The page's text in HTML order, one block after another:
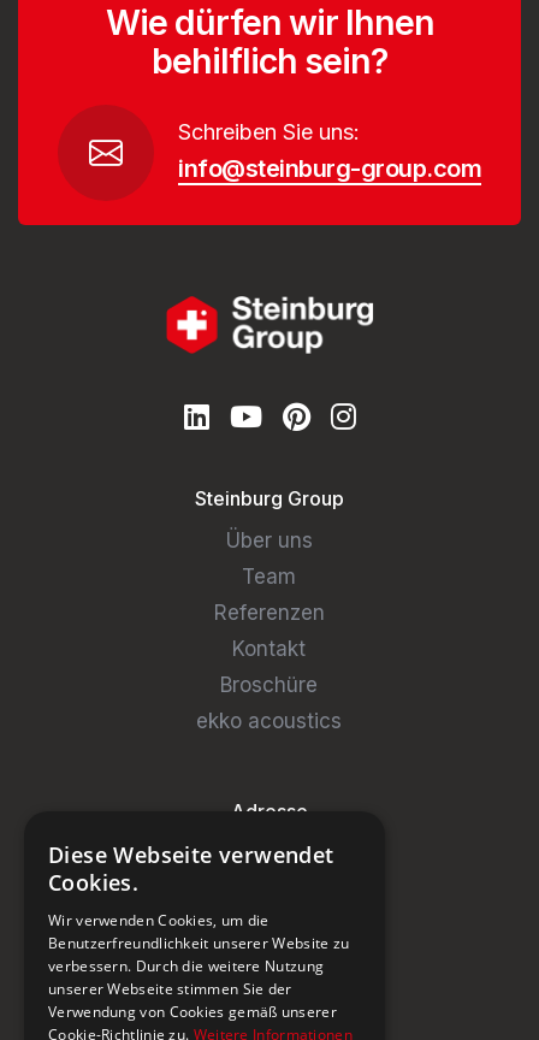
Wie dürfen wir Ihnen
behilflich sein?
Schreiben Sie uns:
info@steinburg-group.com
Steinburg Group
Über uns
Team
Referenzen
Kontakt
Broschüre
ekko acoustics
Adresse
Steinburg Group GmbH
CH-5466 Kaiserstuhl
+41 43 433 00 25
Diese Webseite verwendet
Cookies.
Wir verwenden Cookies, um die
Benutzerfreundlichkeit unserer Website zu
verbessern. Durch die weitere Nutzung
unserer Webseite stimmen Sie der
Verwendung von Cookies gemäß unserer
Cookie-Richtlinie zu. Weitere Informationen